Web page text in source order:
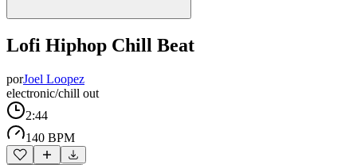
Lofi Hiphop Chill Beat
porJoel Loopez
electronic/chill out
2:44
140 BPM